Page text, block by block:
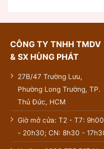
CÔNG TY TNHH TMDV
& SX HÙNG PHÁT
27B/47 Trường Lưu,
Phường Long Trường, TP.
Thủ Đức, HCM
Giờ mở cửa: T2 - T7: 9h00
- 20h30; CN: 8h30 -